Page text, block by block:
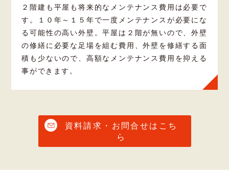
２階建も平屋も将来的なメンテナンス費用は必要で
す。１０年～１５年で一度メンテナンスが必要にな
る可能性の高い外壁。平屋は２階が無いので、外壁
の修繕に必要な足場を組む費用、外壁を修繕する面
積も少ないので、高額なメンテナンス費用を抑える
事ができます。
資料請求・お問合せはこち
ら